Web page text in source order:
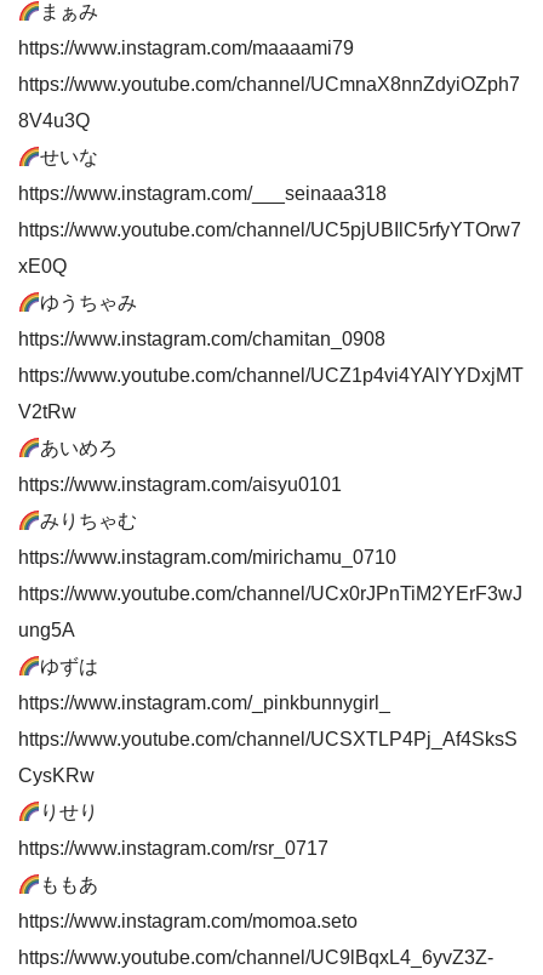
まぁみ
https://www.instagram.com/maaaami79
https://www.youtube.com/channel/UCmnaX8nnZdyiOZph7
8V4u3Q
せいな
https://www.instagram.com/___seinaaa318
https://www.youtube.com/channel/UC5pjUBIlC5rfyYTOrw7
xE0Q
ゆうちゃみ
https://www.instagram.com/chamitan_0908
https://www.youtube.com/channel/UCZ1p4vi4YAlYYDxjMT
V2tRw
あいめろ
https://www.instagram.com/aisyu0101
みりちゃむ
https://www.instagram.com/mirichamu_0710
https://www.youtube.com/channel/UCx0rJPnTiM2YErF3wJ
ung5A
ゆずは
https://www.instagram.com/_pinkbunnygirl_
https://www.youtube.com/channel/UCSXTLP4Pj_Af4SksS
CysKRw
りせり
https://www.instagram.com/rsr_0717
ももあ
https://www.instagram.com/momoa.seto
https://www.youtube.com/channel/UC9lBqxL4_6yvZ3Z-